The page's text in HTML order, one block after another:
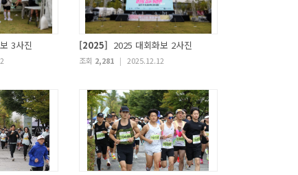
3사진 [2025] 2025 대회화보 2사진
조회 2,281 | 2025.12.12